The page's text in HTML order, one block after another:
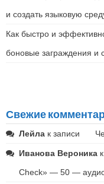
и создать языковую
Как быстро и
боновые заграждения
Свежие
Лейла к записи
Иванова Вероника
Check» — 50 — аудио